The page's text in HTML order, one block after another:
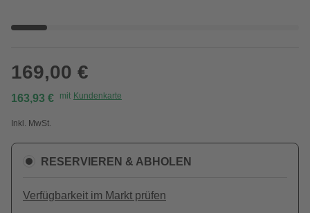
169,00 €
163,93 € mit Kundenkarte
Inkl. MwSt.
RESERVIEREN & ABHOLEN
Verfügbarkeit im Markt prüfen